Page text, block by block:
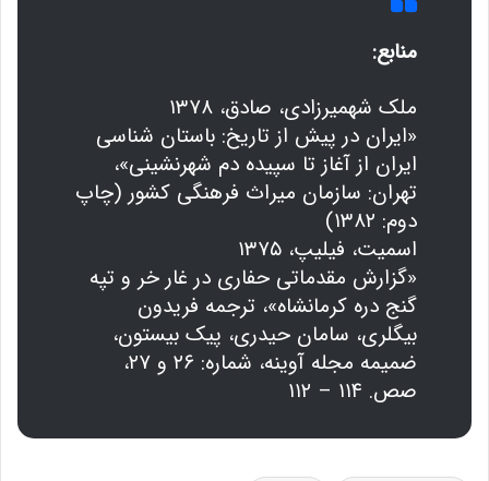
منابع:
ملک شهمیرزادی، صادق، ۱۳۷۸
«ایران در پیش از تاریخ: باستان شناسی
ایران از آغاز تا سپیده دم شهرنشینی»،
تهران: سازمان میراث فرهنگی کشور (چاپ
دوم: ۱۳۸۲)
اسمیت، فیلیپ، ۱۳۷۵
«گزارش مقدماتی حفاری در غار خر و تپه
گنج دره کرمانشاه»، ترجمه فریدون
بیگلری، سامان حیدری، پیک بیستون،
ضمیمه مجله آوینه، شماره: ۲۶ و ۲۷،
صص. ۱۱۴ – ۱۱۲